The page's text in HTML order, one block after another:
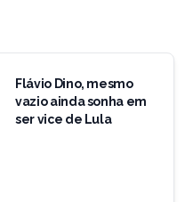
Flávio Dino, mesmo
vazio ainda sonha em
ser vice de Lula